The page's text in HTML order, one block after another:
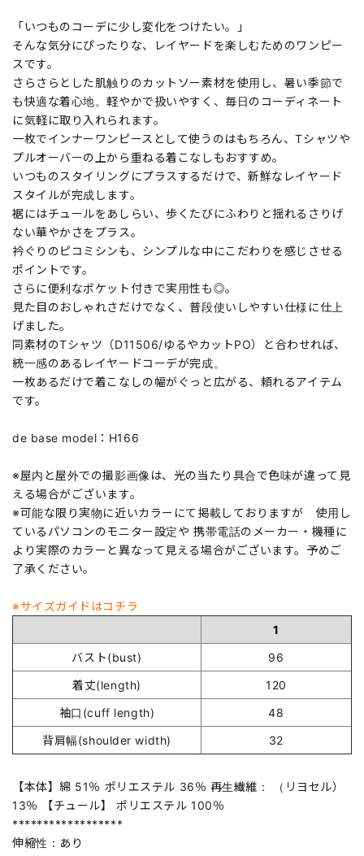
「いつものコーデに少し変化をつけたい。」
そんな気分にぴったりな、レイヤードを楽しむためのワンピー
スです。
さらさらとした肌触りのカットソー素材を使用し、暑い季節で
も快適な着心地。軽やかで扱いやすく、毎日のコーディネート
に気軽に取り入れられます。
一枚でインナーワンピースとして使うのはもちろん、Tシャツや
プルオーバーの上から重ねる着こなしもおすすめ。
いつものスタイリングにプラスするだけで、新鮮なレイヤード
スタイルが完成します。
裾にはチュールをあしらい、歩くたびにふわりと揺れるさりげ
ない華やかさをプラス。
衿ぐりのピコミシンも、シンプルな中にこだわりを感じさせる
ポイントです。
さらに便利なポケット付きで実用性も◎。
見た目のおしゃれさだけでなく、普段使いしやすい仕様に仕上
げました。
同素材のTシャツ（D11506/ゆるやカットPO）と合わせれば、
統一感のあるレイヤードコーデが完成。
一枚あるだけで着こなしの幅がぐっと広がる、頼れるアイテム
です。
de base model：H166
※屋内と屋外での撮影画像は、光の当たり具合で色味が違って見
える場合がございます。
※可能な限り実物に近いカラーにて掲載しておりますが 使用し
ているパソコンのモニター設定や 携帯電話のメーカー・機種に
より実際のカラーと異なって見える場合がございます。予めご
了承ください。
※サイズガイドはコチラ
1
バスト(bust)
96
着丈(length)
120
袖口(cuff length)
48
背肩幅(shoulder width)
32
【本体】綿 51％ ポリエステル 36％ 再生繊維： （リヨセル）
13％ 【チュール】 ポリエステル 100％
******************
伸縮性：あり